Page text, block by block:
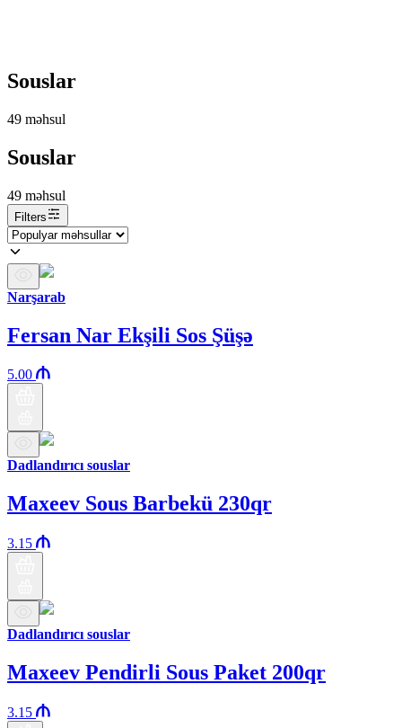
Souslar
49 məhsul
Souslar
49 məhsul
Filters
Narşarab
Fersan Nar Ekşili Sos Şüşə
5.00
Dadlandırıcı souslar
Maxeev Sous Barbekü 230qr
3.15
Dadlandırıcı souslar
Maxeev Pendirli Sous Paket 200qr
3.15